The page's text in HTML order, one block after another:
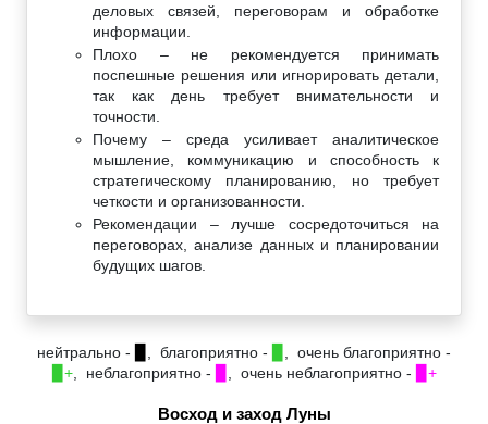
деловых связей, переговорам и обработке
информации.
Плохо – не рекомендуется принимать
поспешные решения или игнорировать детали,
так как день требует внимательности и
точности.
Почему – среда усиливает аналитическое
мышление, коммуникацию и способность к
стратегическому планированию, но требует
четкости и организованности.
Рекомендации – лучше сосредоточиться на
переговорах, анализе данных и планировании
будущих шагов.
нейтрально - , благоприятно -
, очень благоприятно -
▉+, неблагоприятно - , очень неблагоприятно - ▉+
Восход и заход Луны